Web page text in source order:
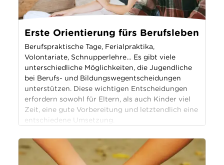
Erste Orientierung fürs Berufsleben
Berufspraktische Tage, Ferialpraktika,
Volontariate, Schnupperlehre… Es gibt viele
unterschiedliche Möglichkeiten, die Jugendliche
bei Berufs- und Bildungswegentscheidungen
unterstützen. Diese wichtigen Entscheidungen
erfordern sowohl für Eltern, als auch Kinder viel
Zeit, eine gute Vorbereitung und letztendlich eine
entschiedene Umsetzung.